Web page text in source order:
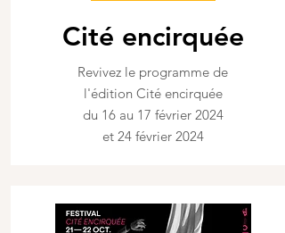
Cité encirquée
Revivez le programme de
l'édition Cité encirquée
du 16 au 17 février 2024
et 24 février 2024